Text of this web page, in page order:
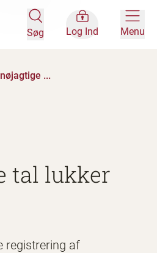
Søg Log Ind Menu
...
tal lukker
registrering af